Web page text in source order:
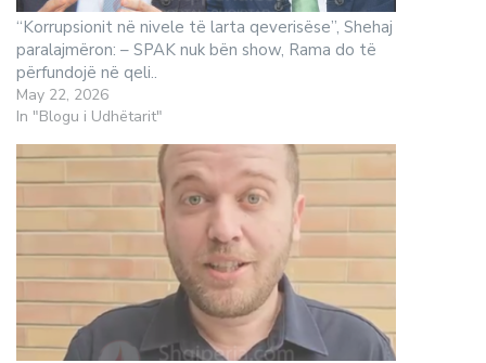
“Korrupsionit në nivele të larta qeverisëse”, Shehaj
paralajmëron: – SPAK nuk bën show, Rama do të
përfundojë në qeli..
May 22, 2026
In "Blogu i Udhëtarit"